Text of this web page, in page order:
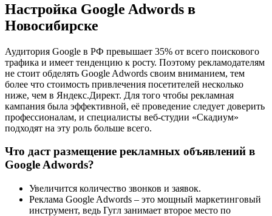
Настройка Google Adwords в
Новосибирске
Аудитория Google в РФ превышает 35% от всего поискового
трафика и имеет тенденцию к росту. Поэтому рекламодателям
не стоит обделять Google Adwords своим вниманием, тем
более что стоимость привлечения посетителей несколько
ниже, чем в Яндекс.Директ. Для того чтобы рекламная
кампания была эффективной, её проведение следует доверить
профессионалам, и специалисты веб-студии «Скадиум»
подходят на эту роль больше всего.
Что даст размещение рекламных объявлений в
Google Adwords?
Увеличится количество звонков и заявок.
Реклама Google Adwords – это мощный маркетинговый
инструмент, ведь Гугл занимает второе место по